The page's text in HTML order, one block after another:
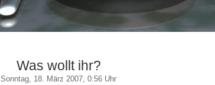
Was wollt ihr?
Sonntag, 18. März 2007, 0:56 Uhr